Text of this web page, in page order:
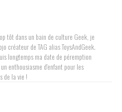
tôt dans un bain de culture Geek, je
créateur de TAG alias ToysAndGeek.
longtemps ma date de péremption
enthousiasme d'enfant pour les
de la vie !